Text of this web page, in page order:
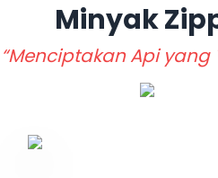
Minyak
“Menciptakan Api yang